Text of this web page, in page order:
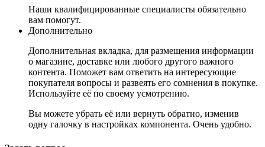
Наши квалифицированные специалисты обязательно
вам помогут.
Дополнительно
Дополнительная вкладка, для размещения информации
о магазине, доставке или любого другого важного
контента. Поможет вам ответить на интересующие
покупателя вопросы и развеять его сомнения в покупке.
Используйте её по своему усмотрению.
Вы можете убрать её или вернуть обратно, изменив
одну галочку в настройках компонента. Очень удобно.